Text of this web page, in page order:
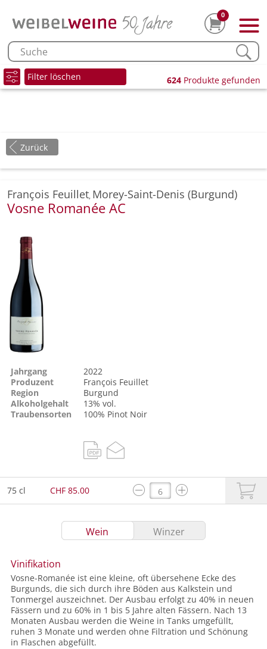
0
Filter löschen 624 Produkte gefunden
Zurück
François Feuillet, Morey-Saint-Denis (Burgund)
Vosne Romanée AC
Jahrgang
2022
Produzent
François Feuillet
Region
Burgund
Alkoholgehalt
13% vol.
Traubensorten
100% Pinot Noir
75 cl CHF 85.00
Wein Winzer
Vinifikation
Vosne-Romanée ist eine kleine, oft übersehene Ecke des
Burgunds, die sich durch ihre Böden aus Kalkstein und
Tonmergel auszeichnet. Der Ausbau erfolgt zu 40% in neuen
Fässern und zu 60% in 1 bis 5 Jahre alten Fässern. Nach 13
Monaten Ausbau werden die Weine in Tanks umgefüllt,
ruhen 3 Monate und werden ohne Filtration und Schönung
in Flaschen abgefüllt.